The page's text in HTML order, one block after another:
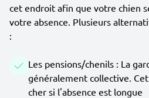
cet endroit afin que votre chien
votre absence. Plusieurs
:
Les pensions/chenils : La
généralement collective.
cher si l'absence est longue